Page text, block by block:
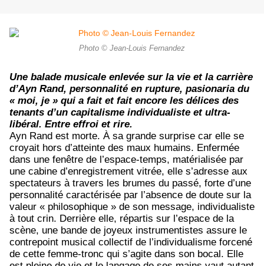
Photo © Jean-Louis Fernandez
Une balade musicale enlevée sur la vie et la carrière
d’Ayn Rand, personnalité en rupture, pasionaria du
« moi, je » qui a fait et fait encore les délices des
tenants d’un capitalisme individualiste et ultra-
libéral. Entre effroi et rire.
Ayn Rand est morte. À sa grande surprise car elle se
croyait hors d’atteinte des maux humains. Enfermée
dans une fenêtre de l’espace-temps, matérialisée par
une cabine d’enregistrement vitrée, elle s’adresse aux
spectateurs à travers les brumes du passé, forte d’une
personnalité caractérisée par l’absence de doute sur la
valeur « philosophique » de son message, individualiste
à tout crin. Derrière elle, répartis sur l’espace de la
scène, une bande de joyeux instrumentistes assure le
contrepoint musical collectif de l’individualisme forcené
de cette femme-tronc qui s’agite dans son bocal. Elle